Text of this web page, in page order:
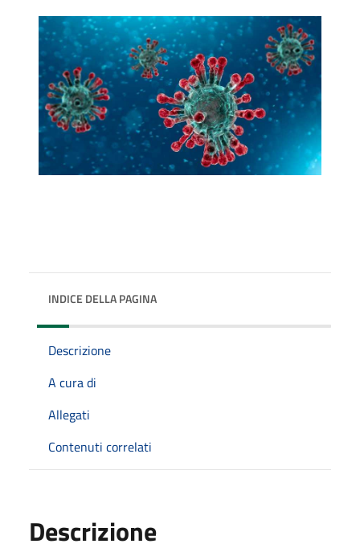
INDICE DELLA PAGINA
Descrizione
A cura di
Allegati
Contenuti correlati
Descrizione